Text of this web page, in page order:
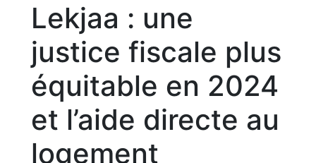
Lekjaa : une
justice fiscale plus
équitable en 2024
et l’aide directe au
logement